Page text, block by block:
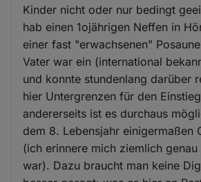
Kinder nicht oder nur bedingt
hab einen 1ojährigen Neffen in
einer fast "erwachsenen"
Vater war ein (international
und konnte stundenlang darüber
hier Untergrenzen für den
andererseits ist es durchaus
dem 8. Lebensjahr einigermaßen
(ich erinnere mich ziemlich
war). Dazu braucht man keine